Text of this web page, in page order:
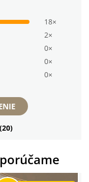
18×
2×
0×
0×
0×